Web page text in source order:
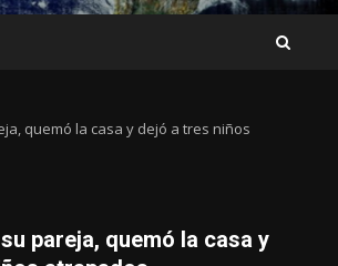
quemó la casa y dejó a tres niños
pareja, quemó la casa y